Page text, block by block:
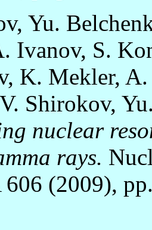
Yu.
Ivanov, S.
K. Mekler,
V. Shirokov,
nuclear
rays.
606 (2009),